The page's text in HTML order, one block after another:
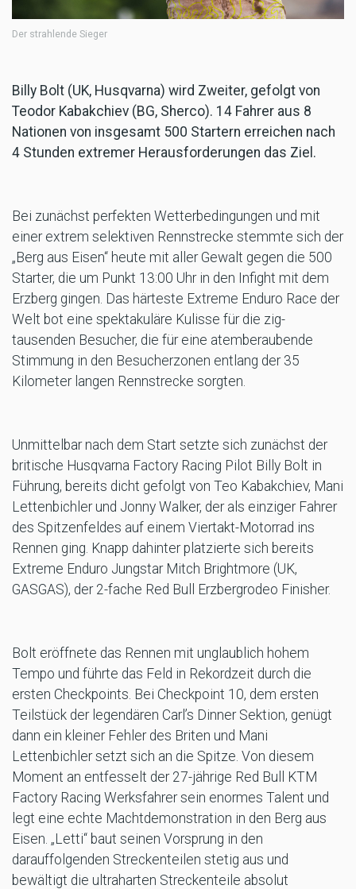
Der strahlende Sieger
Billy Bolt (UK, Husqvarna) wird Zweiter, gefolgt von
Teodor Kabakchiev (BG, Sherco). 14 Fahrer aus 8
Nationen von insgesamt 500 Startern erreichen nach
4 Stunden extremer Herausforderungen das Ziel.
Bei zunächst perfekten Wetterbedingungen und mit
einer extrem selektiven Rennstrecke stemmte sich der
„Berg aus Eisen“ heute mit aller Gewalt gegen die 500
Starter, die um Punkt 13:00 Uhr in den Infight mit dem
Erzberg gingen. Das härteste Extreme Enduro Race der
Welt bot eine spektakuläre Kulisse für die zig-
tausenden Besucher, die für eine atemberaubende
Stimmung in den Besucherzonen entlang der 35
Kilometer langen Rennstrecke sorgten.
Unmittelbar nach dem Start setzte sich zunächst der
britische Husqvarna Factory Racing Pilot Billy Bolt in
Führung, bereits dicht gefolgt von Teo Kabakchiev, Mani
Lettenbichler und Jonny Walker, der als einziger Fahrer
des Spitzenfeldes auf einem Viertakt-Motorrad ins
Rennen ging. Knapp dahinter platzierte sich bereits
Extreme Enduro Jungstar Mitch Brightmore (UK,
GASGAS), der 2-fache Red Bull Erzbergrodeo Finisher.
Bolt eröffnete das Rennen mit unglaublich hohem
Tempo und führte das Feld in Rekordzeit durch die
ersten Checkpoints. Bei Checkpoint 10, dem ersten
Teilstück der legendären Carl’s Dinner Sektion, genügt
dann ein kleiner Fehler des Briten und Mani
Lettenbichler setzt sich an die Spitze. Von diesem
Moment an entfesselt der 27-jährige Red Bull KTM
Factory Racing Werksfahrer sein enormes Talent und
legt eine echte Machtdemonstration in den Berg aus
Eisen. „Letti“ baut seinen Vorsprung in den
darauffolgenden Streckenteilen stetig aus und
bewältigt die ultraharten Streckenteile absolut